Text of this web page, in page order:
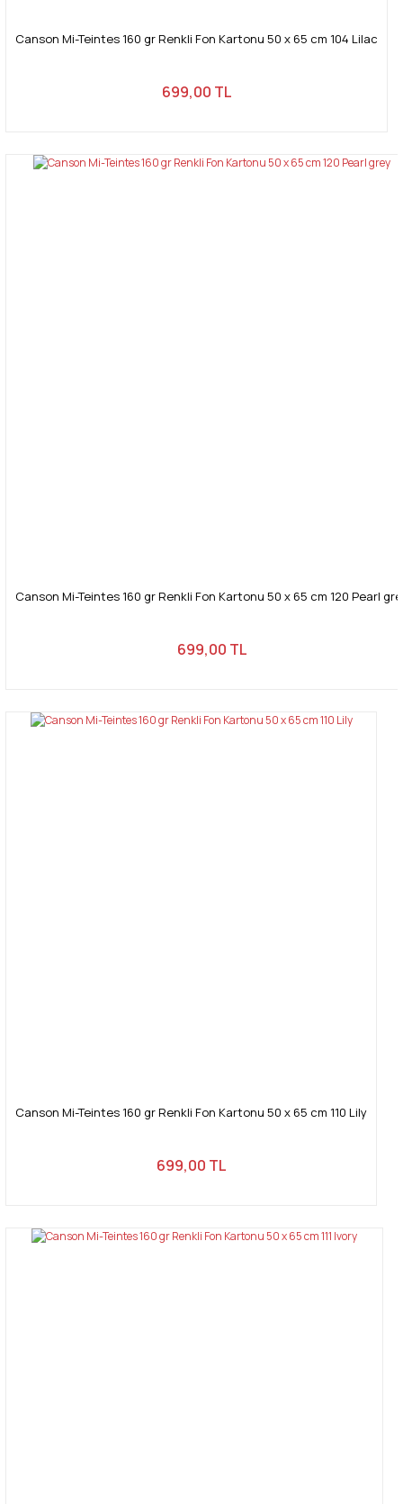
Canson Mi-Teintes 160 gr Renkli Fon Kartonu 50 x 65 cm 104 Lilac
699,00 TL
Canson Mi-Teintes 160 gr Renkli Fon Kartonu 50 x 65 cm 120 Pearl
699,00 TL
Canson Mi-Teintes 160 gr Renkli Fon Kartonu 50 x 65 cm 110 Lily
699,00 TL